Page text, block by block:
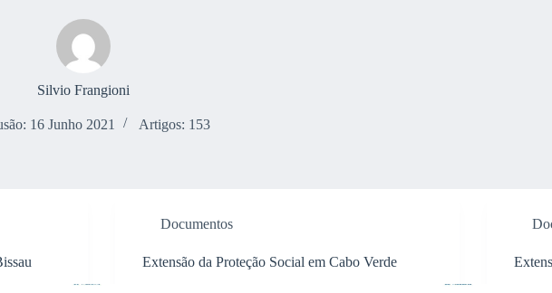
Silvio Frangioni
16 Junho 2021 Artigos: 153
Documentos
Extensão da Proteção Social em Cabo Verde